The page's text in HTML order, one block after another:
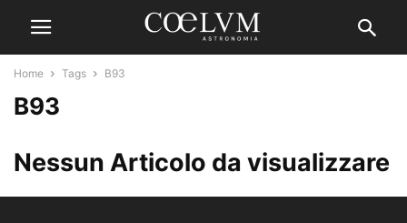
Home Tags B93
B93
Nessun Articolo da visualizzare